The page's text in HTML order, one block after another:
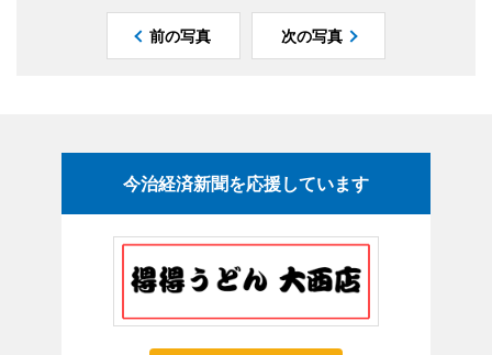
前の写真 次の写真
今治経済新聞を応援しています